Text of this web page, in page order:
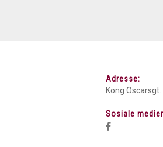
Adresse:
Kong
Sosiale